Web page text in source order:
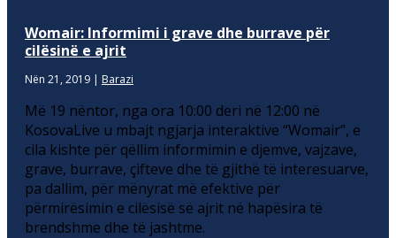
Womair: Informimi i grave dhe burrave për
cilësinë e ajrit
Nën 21, 2019 | Barazi
Më 19 nëntor, nga ora 10:00 deri në 12:00 në
KosovaLive u mbajt ngjarja interaktive “Womair”, e
cila kishte për qëllim informimin e djemve, vajzave,
grave, burrave, çifteve dhe të gjithë të interesuarve,
pa dallim, për mënyrat më efektive për
përmirësimin e cilësisë së ajrit në hapësira të
brendshme dhe të jashtme.